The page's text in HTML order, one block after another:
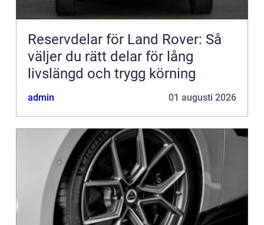
Reservdelar för Land Rover: Så
väljer du rätt delar för lång
livslängd och trygg körning
admin 01 augusti 2026